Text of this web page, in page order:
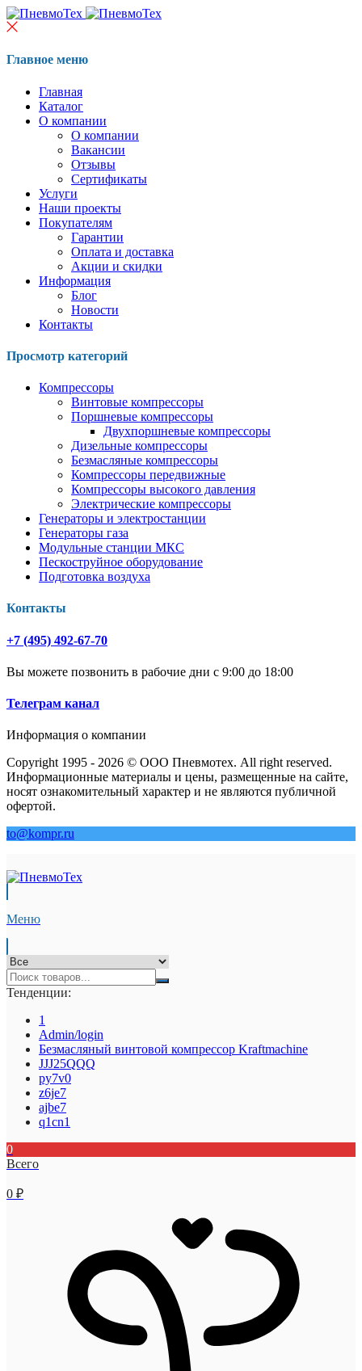
Главное меню
Главная
Каталог
О компании
О компании
Вакансии
Отзывы
Сертификаты
Услуги
Наши проекты
Покупателям
Гарантии
Оплата и доставка
Акции и скидки
Информация
Блог
Новости
Контакты
Просмотр категорий
Компрессоры
Винтовые компрессоры
Поршневые компрессоры
Двухпоршневые компрессоры
Дизельные компрессоры
Безмасляные компрессоры
Компрессоры передвижные
Компрессоры высокого давления
Электрические компрессоры
Генераторы и электростанции
Генераторы газа
Модульные станции МКС
Пескоструйное оборудование
Подготовка воздуха
Контакты
+7 (495) 492-67-70
Вы можете позвонить в рабочие дни с 9:00 до 18:00
Телеграм канал
Информация о компании
Copyright 1995 - 2026 © ООО Пневмотех. All right reserved.
Информационные материалы и цены, размещенные на сайте,
носят ознакомительный характер и не являются публичной
офертой.
to@kompr.ru
Меню
Тенденции:
1
Admin/login
Безмасляный винтовой компрессор Kraftmaсhine
JJJ25QQQ
py7v0
z6je7
ajbe7
q1cn1
0
Всего
0 ₽